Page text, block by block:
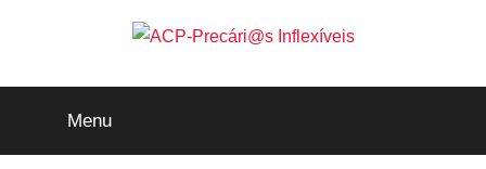
ACP-
Precári@s
Menu